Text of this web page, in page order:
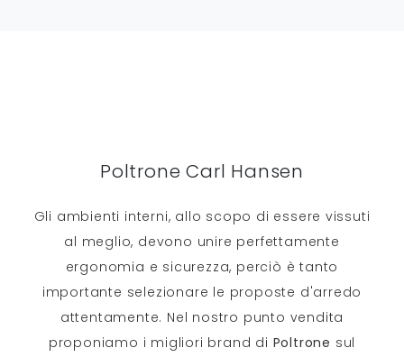
Poltrone Carl Hansen
Gli ambienti interni, allo scopo di essere vissuti
al meglio, devono unire perfettamente
ergonomia e sicurezza, perciò è tanto
importante selezionare le proposte d'arredo
attentamente. Nel nostro punto vendita
proponiamo i migliori brand di Poltrone sul